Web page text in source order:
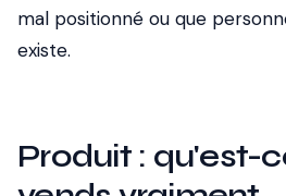
mal positionné ou que
existe.
Produit : qu'est-